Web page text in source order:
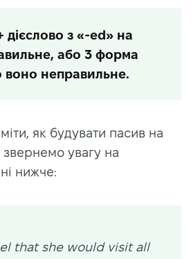
дієслово з «-ed» на
або 3 форма
воно неправильне.
як будувати пасив на
звернемо увагу на
нижче:
that she would visit all